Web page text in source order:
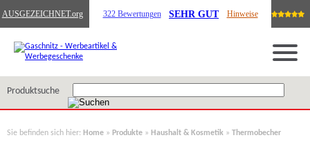
AUSGEZEICHNET.org 322 Bewertungen SEHR GUT Hinweise
Produktsuche
Sie befinden sich hier: Home » Produkte » Haushalt & Kosmetik » Thermobecher